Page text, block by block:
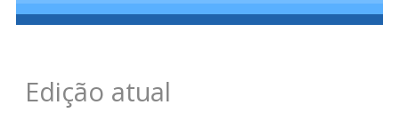
Edição atual